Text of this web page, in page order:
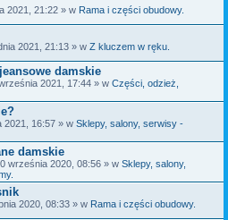
2021, 21:22 » w Rama i części obudowy.
2021, 21:13 » w Z kluczem w ręku.
damskie
2021, 17:44 » w Części, odzież,
2021, 16:57 » w Sklepy, salony, serwisy -
damskie
września 2020, 08:56 » w Sklepy, salony,
2020, 08:33 » w Rama i części obudowy.